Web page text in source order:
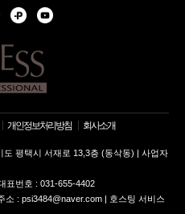
개인정보처리방침 회사소개
평택시 서재로 13,3층 (동삭동) | 사업자
표번호 : 031-655-4402
: psi3484@naver.com | 호스팅 서비스